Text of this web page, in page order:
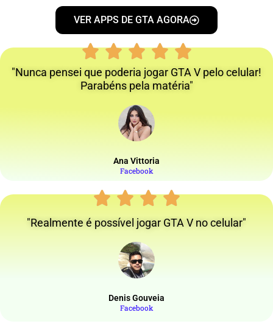
VER APPS DE GTA AGORA
"Nunca pensei que poderia jogar GTA V pelo celular!
Parabéns pela matéria"
Ana Vittoria
Facebook
"Realmente é possível jogar GTA V no celular"
Denis Gouveia
Facebook